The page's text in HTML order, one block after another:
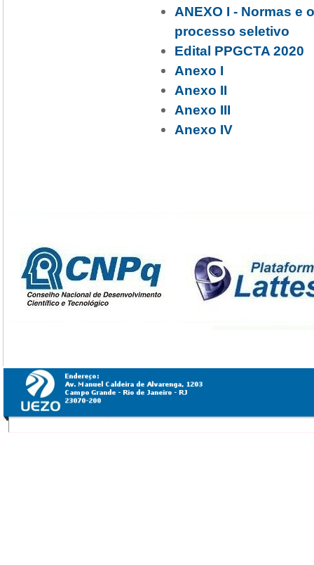
ANEXO I - Normas e
processo seletivo
Edital PPGCTA 2020
Anexo I
Anexo II
Anexo III
Anexo IV